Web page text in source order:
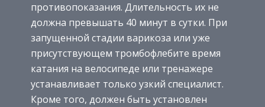
противопоказания. Длительность их не
должна превышать 40 минут в сутки. При
запущенной стадии варикоза или уже
присутствующем тромбофлебите время
катания на велосипеде или тренажере
устанавливает только узкий специалист.
Кроме того, должен быть установлен